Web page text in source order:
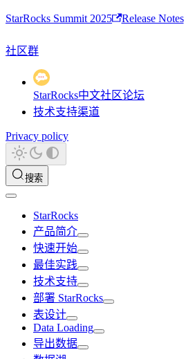
StarRocks Summit 2025 Release Notes
社区群
StarRocks中文社区论坛
技术支持渠道
Privacy policy
搜索
StarRocks
产品简介
快速开始
最佳实践
技术支持
部署 StarRocks
表设计
Data Loading
导出数据